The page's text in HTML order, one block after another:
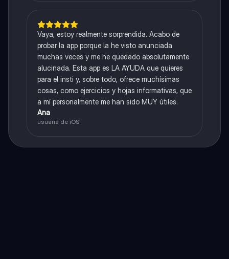
Vaya, estoy realmente sorprendida. Acabo de
probar la app porque la he visto anunciada
muchas veces y me he quedado absolutamente
alucinada. Esta app es LA AYUDA que quieres
para el insti y, sobre todo, ofrece muchísimas
cosas, como ejercicios y hojas informativas, que
a mí personalmente me han sido MUY útiles.
Ana
usuaria de iOS